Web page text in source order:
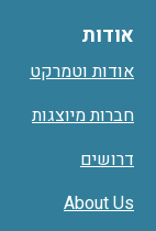
אודות
אודות וטמרקט
חברות מיוצגות
דרושים
About Us